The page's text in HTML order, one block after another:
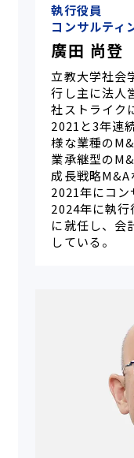
執行役員
コンサルティ
廣田 尚登
立教大学社会
行し主に法人
社ストライク
2021と3年連
様な業種の
業承継型の
成長戦略M&A
2021年にコン
2024年に執行
に就任し、会
している。